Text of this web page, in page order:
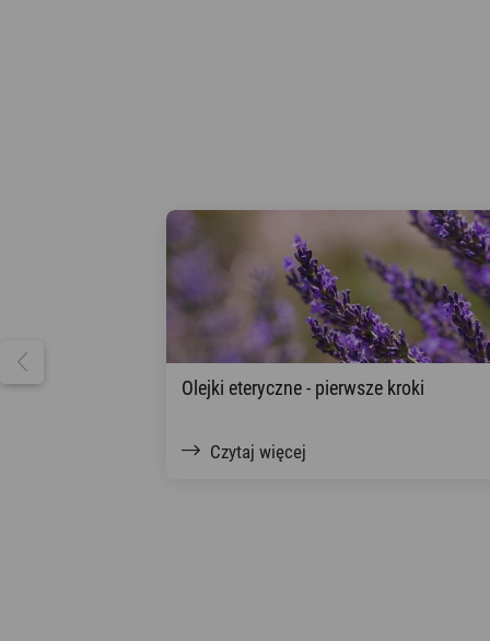
Olejki eteryczne - pierwsze kroki
Czytaj więcej